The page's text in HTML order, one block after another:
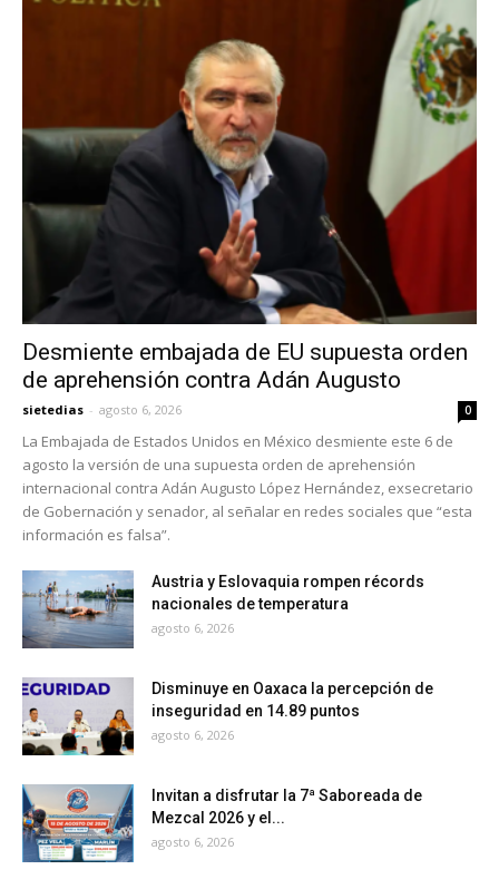
Desmiente embajada de EU supuesta orden
de aprehensión contra Adán Augusto
sietedias - agosto 6, 2026 0
La Embajada de Estados Unidos en México desmiente este 6 de
agosto la versión de una supuesta orden de aprehensión
internacional contra Adán Augusto López Hernández, exsecretario
de Gobernación y senador, al señalar en redes sociales que “esta
información es falsa”.
Austria y Eslovaquia rompen récords
nacionales de temperatura
agosto 6, 2026
Disminuye en Oaxaca la percepción de
inseguridad en 14.89 puntos
agosto 6, 2026
Invitan a disfrutar la 7ª Saboreada de
Mezcal 2026 y el...
agosto 6, 2026